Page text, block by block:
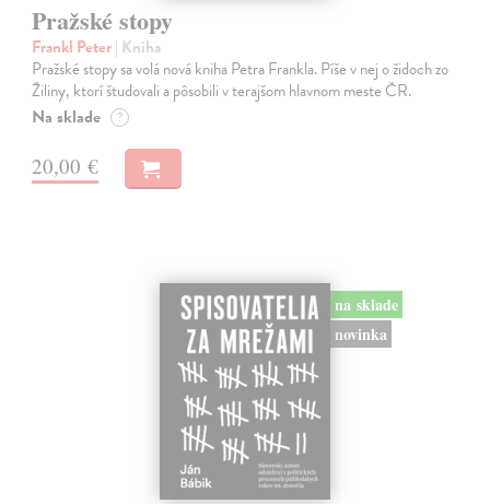
Pražské stopy
Frankl Peter| Kniha
Pražské stopy sa volá nová kniha Petra Frankla. Píše v nej o židoch zo
Žiliny, ktorí študovali a pôsobili v terajšom hlavnom meste ČR.
Na sklade ?
20,00 €
na sklade
novinka